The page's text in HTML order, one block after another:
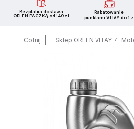
Bezpłatna dostawa
ORLEN PACZKĄ od 149 zł
Rabatowanie
punktami VITAY do 1
Cofnij Sklep ORLEN VITAY